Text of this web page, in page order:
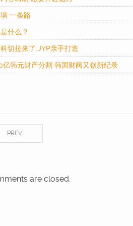
一条路
什么？
切拉来了 JYP亲手打造
亿韩元财产分割 韩国财阀又创新纪录
PREV
are closed.